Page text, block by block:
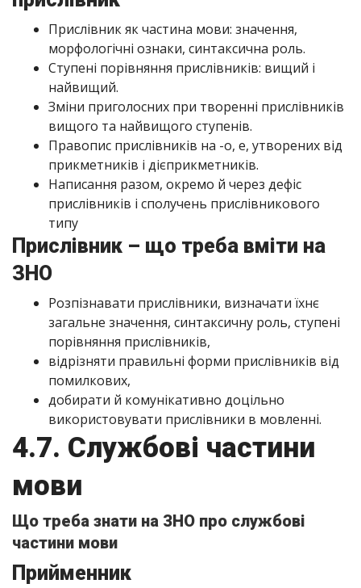
Прислівник як частина мови: значення,
морфологічні ознаки, синтаксична роль.
Ступені порівняння прислівників: вищий і
найвищий.
Зміни приголосних при творенні прислівників
вищого та найвищого ступенів.
Правопис прислівників на -о, е, утворених від
прикметників і дієприкметників.
Написання разом, окремо й через дефіс
прислівників і сполучень прислівникового
типу
Прислівник – що треба вміти на
ЗНО
Розпізнавати прислівники, визначати їхнє
загальне значення, синтаксичну роль, ступені
порівняння прислівників,
відрізняти правильні форми прислівників від
помилкових,
добирати й комунікативно доцільно
використовувати прислівники в мовленні.
4.7. Службові частини
мови
Що треба знати на ЗНО про службові
частини мови
Прийменник